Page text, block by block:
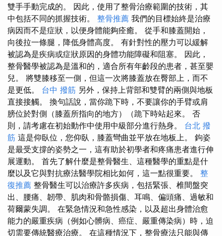
雙手手動完成的。 因此，使用了整骨治療範圍的技術，其
中包括不同的抓握技術。 整骨推薦 我們的目標始終是治療
病因而不是症狀，以便身體能夠痊癒。 從手和膝蓋開始，
向後拉一條腿，降低身體高度。 有針對性的壓力可以緩解
被認為是疾病或症狀原因的身體功能障礙和阻塞。 因此，
整骨醫學被認為是溫和的，適合所有年齡段的患者，甚至嬰
兒。 將雙膝移至一側，但這一次將膝蓋放在臀部上，而不
是更低。 台中 撥筋 另外，保持上背部和雙臂的兩側與地板
直接接觸。 換句話說，當你跪下時，不要讓你的手臂或肩
膀位於對側（膝蓋所指向的地方）（跪下時站起來。 否
則，請考慮在初始動作中使用中級部分進行熱身。 台北 撥
筋 這是仰臥位，您仰臥，膝蓋彎曲並平放在地板上。 鉤姿
是最受支撐的姿勢之一，這有助於初學者和疼痛患者進行伸
展運動。 首先了解什麼是整骨醫生、這種醫學的重點是什
麼以及它與對抗療法醫學院相比如何，這一點很重要。 整
復推薦 整骨醫生可以治療許多疾病，包括緊張、椎間盤突
出、腰痛、韌帶、肌肉和骨骼損傷、耳鳴、偏頭痛、過敏和
荷爾蒙失調。 在緊急情況和急性感染，以及超出身體治愈
能力的嚴重疾病（例如心髒病、癌症、嚴重傳染病）時，迫
切需要傳統醫療治療。 在這種情況下，整骨療法只能與傳